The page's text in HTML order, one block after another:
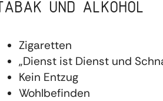
UND ALKOHOL
Zigaretten
„Dienst ist Dienst und
Kein Entzug
Wohlbefinden